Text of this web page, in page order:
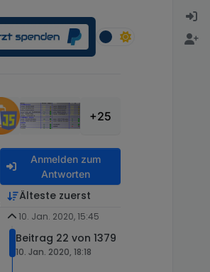
+25
Anmelden zum
Antworten
Älteste zuerst
10. Jan. 2020, 15:45
Beitrag 22 von 1379
10. Jan. 2020, 18:18